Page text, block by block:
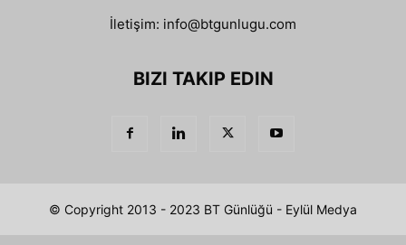
İletişim: info@btgunlugu.com
BIZI TAKIP EDIN
© Copyright 2013 - 2023 BT Günlüğü - Eylül Medya